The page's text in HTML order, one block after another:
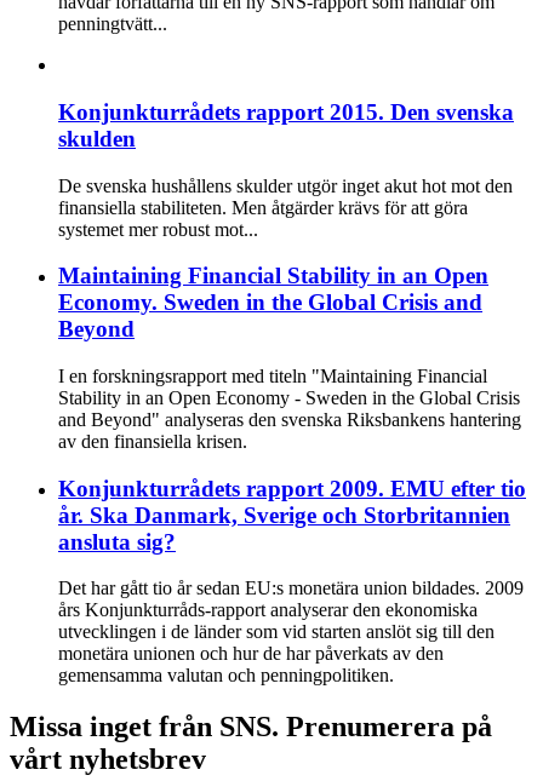
penningtvätt...
Konjunkturrådets rapport 2015. Den svenska
skulden
De svenska hushållens skulder utgör inget akut hot mot den
finansiella stabiliteten. Men åtgärder krävs för att göra
systemet mer robust mot...
Maintaining Financial Stability in an Open
Economy. Sweden in the Global Crisis and
Beyond
I en forskningsrapport med titeln "Maintaining Financial
Stability in an Open Economy - Sweden in the Global Crisis
and Beyond" analyseras den svenska Riksbankens hantering
av den finansiella krisen.
Konjunkturrådets rapport 2009. EMU efter tio
år. Ska Danmark, Sverige och Storbritannien
ansluta sig?
Det har gått tio år sedan EU:s monetära union bildades. 2009
års Konjunkturråds-rapport analyserar den ekonomiska
utvecklingen i de länder som vid starten anslöt sig till den
monetära unionen och hur de har påverkats av den
gemensamma valutan och penningpolitiken.
Missa inget från SNS. Prenumerera på
vårt nyhetsbrev